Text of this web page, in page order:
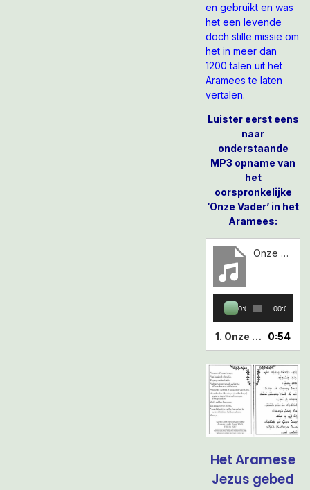
en gebruikt en was
het een levende
doch stille missie om
het in meer dan
1200 talen uit het
Aramees te laten
vertalen.
Luister eerst eens
naar
onderstaande
MP3 opname van
het
oorspronkelijke
‘Onze Vader’ in het
Aramees:
Onze Vader gebed in het Aramees voorgelezen
Audiospeler
00:00 00:00
1. Onze Vader gebed in het Aramees voorgelezen 0:54
Het Aramese
Jezus gebed